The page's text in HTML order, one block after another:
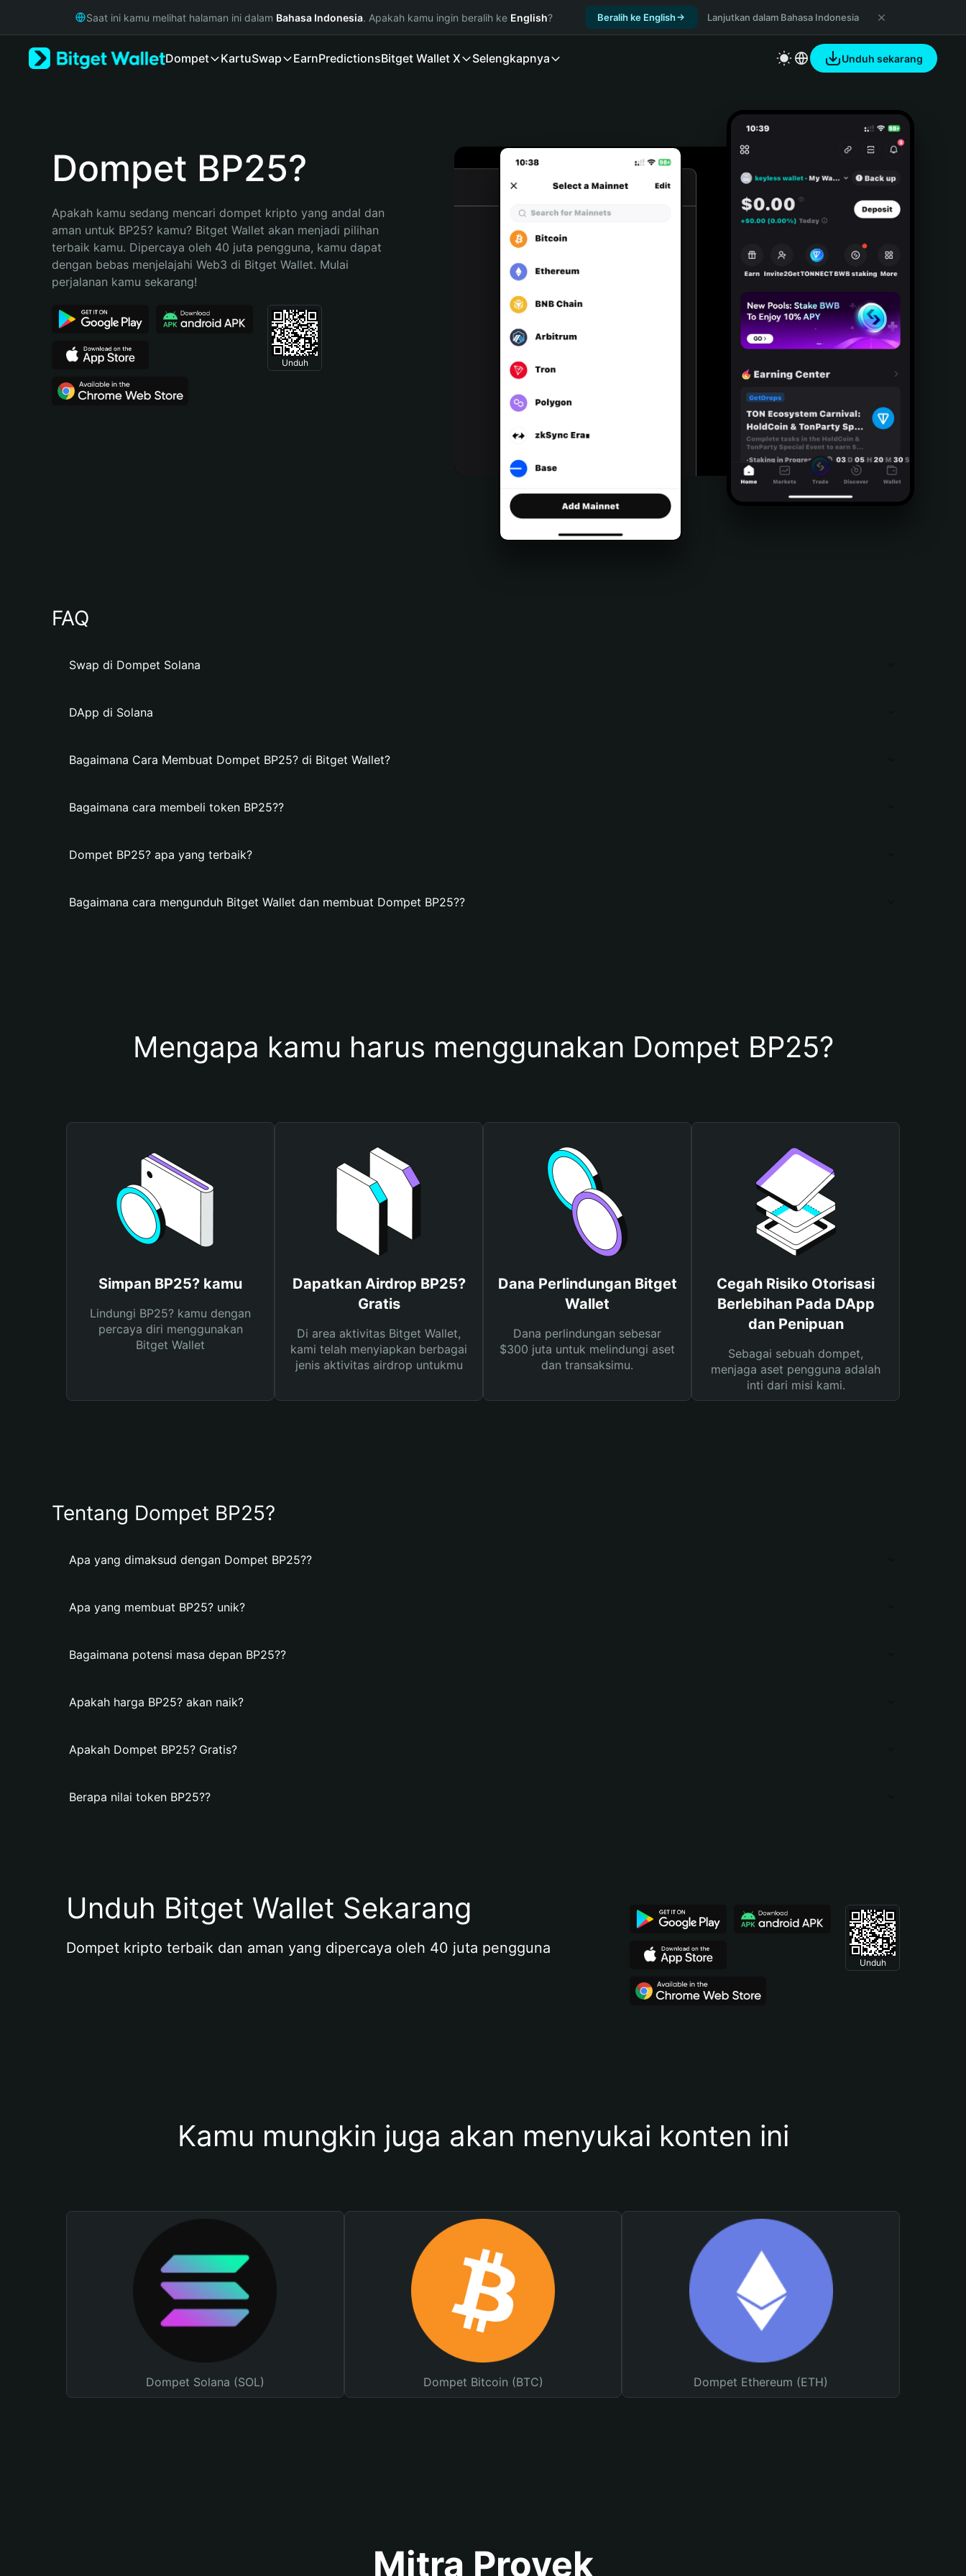
Русский
Bahasa Indonesia
Español (Argentina)
Saat ini kamu melihat halaman ini dalam Bahasa Indonesia. Apakah kamu ingin beralih ke English? Beralih ke English Lanjutkan dalam Bahasa Indonesia
Dompet KartuSwap EarnPredictionsBitget Wallet X Selengkapnya Unduh sekarang
Dompet BP25?
Apakah kamu sedang mencari dompet kripto yang andal dan
aman untuk BP25? kamu? Bitget Wallet akan menjadi pilihan
terbaik kamu. Dipercaya oleh 40 juta pengguna, kamu dapat
dengan bebas menjelajahi Web3 di Bitget Wallet. Mulai
perjalanan kamu sekarang!
Unduh
FAQ
Swap di Dompet Solana
DApp di Solana
Bagaimana Cara Membuat Dompet BP25? di Bitget Wallet?
Bagaimana cara membeli token BP25??
Dompet BP25? apa yang terbaik?
Bagaimana cara mengunduh Bitget Wallet dan membuat Dompet BP25??
Mengapa kamu harus menggunakan Dompet BP25?
Simpan BP25? kamu
Lindungi BP25? kamu dengan
percaya diri menggunakan
Bitget Wallet
Dapatkan Airdrop BP25?
Gratis
Di area aktivitas Bitget Wallet,
kami telah menyiapkan berbagai
jenis aktivitas airdrop untukmu
Dana Perlindungan Bitget
Wallet
Dana perlindungan sebesar
$300 juta untuk melindungi aset
dan transaksimu.
Cegah Risiko Otorisasi
Berlebihan Pada DApp
dan Penipuan
Sebagai sebuah dompet,
menjaga aset pengguna adalah
inti dari misi kami.
Tentang Dompet BP25?
Apa yang dimaksud dengan Dompet BP25??
Apa yang membuat BP25? unik?
Bagaimana potensi masa depan BP25??
Apakah harga BP25? akan naik?
Apakah Dompet BP25? Gratis?
Berapa nilai token BP25??
Unduh Bitget Wallet Sekarang
Dompet kripto terbaik dan aman yang dipercaya oleh 40 juta pengguna
Unduh
Kamu mungkin juga akan menyukai konten ini
Dompet Solana (SOL) Dompet Bitcoin (BTC) Dompet Ethereum (ETH)
Mitra Proyek